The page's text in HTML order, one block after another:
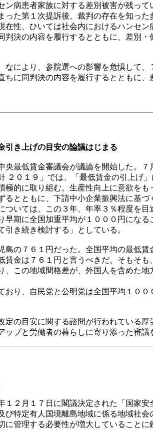
病患者家族に対する差別被害が残っ
た第１次提訴後、裁判の存在を知っ
性、ひいては社会内におけるハンセ
判決の内容を履行するとともに、差別
により、参院選への影響を危惧して
に同判決の内容を履行するとともに
引き上げの目安の論議はじまる
最低賃金審議会が議論を開始した。７
０１９」では、「最低賃金の引上げ
的に取り組む。生産性向上に意欲を
とともに、下請中小企業振興法に基
いては、この３年、年率３％程度を
期に全国加重平均が１０００円にな
き続き検討する」としている。
の７６１円だった。全国平均の最低
金は７６１円と言うべきだ。そもそ
この地域間格差が、外国人を含めた
り、自民党と公明党は全国平均１０
の目安に関する諮問が行われている
プと労働者の暮らしに寄り添った審議
２月１７日に閣議決定された「国家
特定有人国境離島地域に係る地域社
管理する必要性が増大していること